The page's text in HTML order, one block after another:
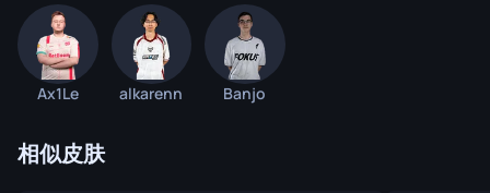
Ax1Le alkarenn Banjo
相似皮肤